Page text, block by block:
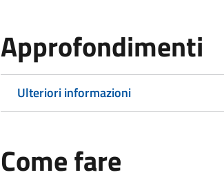
Approfondimenti
Ulteriori informazioni
Come fare